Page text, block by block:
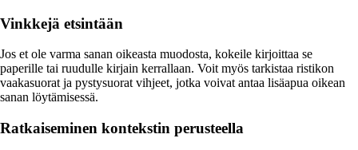
Vinkkejä etsintään
Jos et ole varma sanan oikeasta muodosta, kokeile kirjoittaa se
paperille tai ruudulle kirjain kerrallaan. Voit myös tarkistaa ristikon
vaakasuorat ja pystysuorat vihjeet, jotka voivat antaa lisäapua oikean
sanan löytämisessä.
Ratkaiseminen kontekstin perusteella